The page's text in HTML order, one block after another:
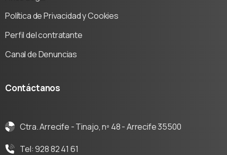
Política de Privacidad y Cookies
Perfil del contratante
Canal de Denuncias
Contáctanos
Ctra. Arrecife - Tinajo, nº 48 - Arrecife 35500
Tel: 928 82 41 61